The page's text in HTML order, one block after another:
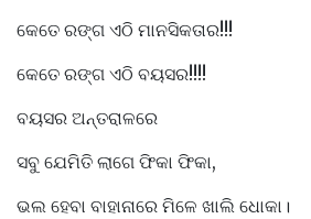
କେତେ ରଙ୍ଗ ଏଠି ମାନସିକତାର!!!
କେତେ ରଙ୍ଗ ଏଠି ବୟସର!!!!
ବୟସର ଅନ୍ତରାଳରେ
ସବୁ ଯେମିତି ଲାଗେ ଫିକା ଫିକା,
ଭଲ ହେବା ବାହାନାରେ ମିଳେ ଖାଲି ଧୋକା।